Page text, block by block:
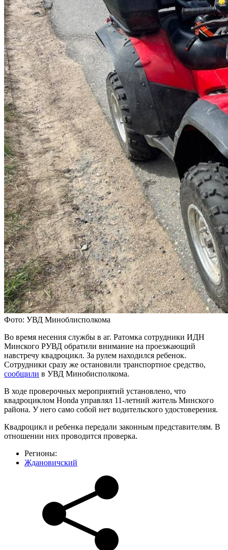
Фото: УВД Миноблисполкома
Во время несения службы в аг. Ратомка сотрудники ИДН
Минского РУВД обратили внимание на проезжающий
навстречу квадроцикл. За рулем находился ребенок.
Сотрудники сразу же остановили транспортное средство,
сообщили в УВД Минобисполкома.
В ходе проверочных мероприятий установлено, что
квадроциклом Honda управлял 11-летний житель Минского
района. У него само собой нет водительского удостоверения.
Квадроцикл и ребенка передали законным представителям. В
отношении них проводится проверка.
Регионы:
Ждановичский